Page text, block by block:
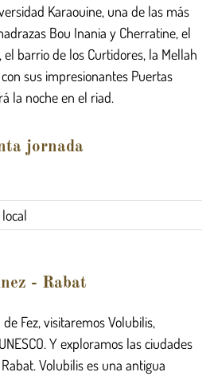
Karaouine, una de las más
Bou Inania y Cherratine, el
barrio de los Curtidores, la Mellah
sus impresionantes Puertas
la noche en el riad.
jornada
- Rabat
Fez, visitaremos Volubilis,
Y exploramos las ciudades
Volubilis es una antigua